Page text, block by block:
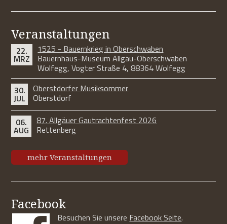
Veranstaltungen
22.
MRZ
1525 - Bauernkrieg in Oberschwaben
Bauernhaus-Museum Allgäu-Oberschwaben
Wolfegg, Vogter Straße 4, 88364 Wolfegg
30.
JUL
Oberstdorfer Musiksommer
Oberstdorf
06.
AUG
87. Allgäuer Gautrachtenfest 2026
Rettenberg
mehr Veranstaltungen
Facebook
Besuchen Sie unsere Facebook Seite.